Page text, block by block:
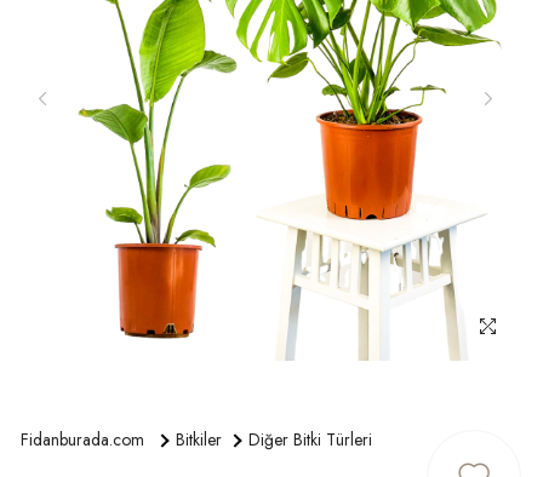
HEDIYE GÖNDER
TOPRAK & GÜBRE
SIPARIŞ TAKIP
ÜYE GIRIŞ
Fidanburada.com Bitkiler Diğer Bitki Türleri